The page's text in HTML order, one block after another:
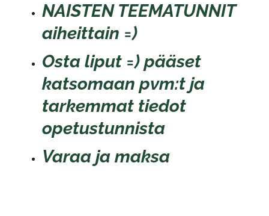
NAISTEN TEEMATUNNIT
aiheittain =)
Osta liput =) pääset
katsomaan pvm:t ja
tarkemmat tiedot
opetustunnista
Varaa ja maksa